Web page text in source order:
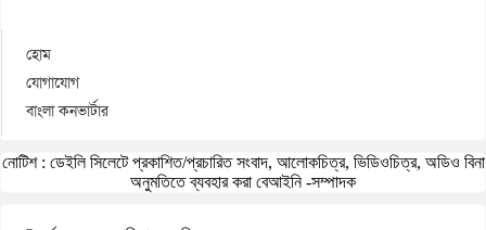
হোম
যোগাযোগ
বাংলা কনভার্টার
নোটিশ : ডেইলি সিলেটে প্রকাশিত/প্রচারিত সংবাদ, আলোকচিত্র, ভিডিওচিত্র, অডিও বিনা
অনুমতিতে ব্যবহার করা বেআইনি -সম্পাদক